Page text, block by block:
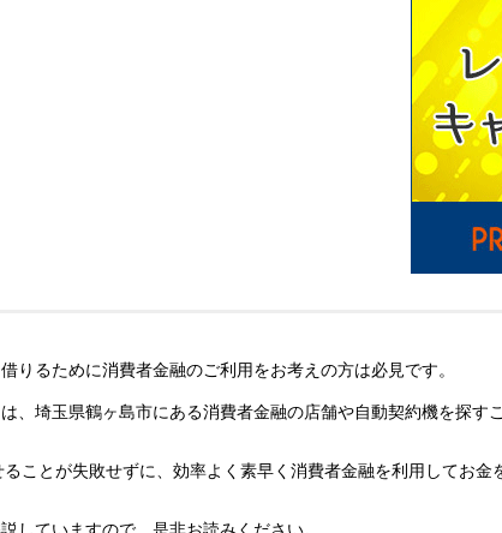
りるために消費者金融のご利用をお考えの方は必見です。
、埼玉県鶴ヶ島市にある消費者金融の店舗や自動契約機を探す
ことが失敗せずに、効率よく素早く消費者金融を利用してお金